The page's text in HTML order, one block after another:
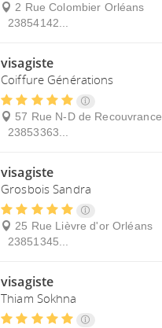
2 Rue Colombier Orléans
23854142...
visagiste
Coiffure Générations
57 Rue N-D de Recouvrance
23853363...
visagiste
Grosbois Sandra
25 Rue Lièvre d'or Orléans
23851345...
visagiste
Thiam Sokhna